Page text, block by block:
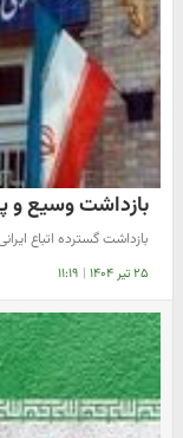
بازداشت وسیع و
بازداشت گسترده اتباع
۲۵ تیر ۱۴۰۴ | ۱۱:۱۹